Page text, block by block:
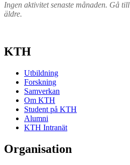
Ingen aktivitet senaste månaden. Gå till
äldre.
KTH
Utbildning
Forskning
Samverkan
Om KTH
Student på KTH
Alumni
KTH Intranät
Organisation